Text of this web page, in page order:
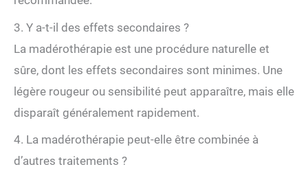
3. Y a-t-il des effets secondaires ?
La madérothérapie est une procédure naturelle et
sûre, dont les effets secondaires sont minimes. Une
légère rougeur ou sensibilité peut apparaître, mais elle
disparaît généralement rapidement.
4. La madérothérapie peut-elle être combinée à
d’autres traitements ?